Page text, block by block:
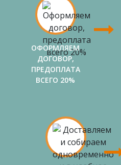
ОФОРМЛЯЕМ
ДОГОВОР,
ПРЕДОПЛАТА
ВСЕГО 20%